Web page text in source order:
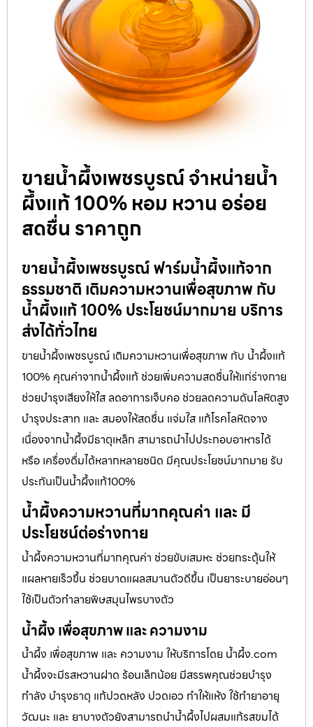
ขายน้ำผึ้งเพชรบูรณ์ จำหน่ายน้ำ
ผึ้งแท้ 100% หอม หวาน อร่อย
สดชื่น ราคาถูก
ขายน้ำผึ้งเพชรบูรณ์ ฟาร์มน้ำผึ้งแท้จาก
ธรรมชาติ เติมความหวานเพื่อสุขภาพ กับ
น้ำผึ้งแท้ 100% ประโยชน์มากมาย บริการ
ส่งได้ทั่วไทย
ขายน้ำผึ้งเพชรบูรณ์ เติมความหวานเพื่อสุขภาพ กับ น้ำผึ้งแท้
100% คุณค่าจากน้ำผึ้งแท้ ช่วยเพิ่มความสดชื่นให้แก่ร่างกาย
ช่วยบำรุงเสียงให้ใส ลดอาการเจ็บคอ ช่วยลดความดันโลหิตสูง
บำรุงประสาท และ สมองให้สดชื่น แจ่มใส แก้โรคโลหิตจาง
เนื่องจากน้ำผึ้งมีธาตุเหล็ก สามารถนำไปประกอบอาหารได้
หรือ เครื่องดื่มได้หลากหลายชนิด มีคุณประโยชน์มากมาย รับ
ประกันเป็นน้ำผึ้งแท้100%
น้ำผึ้งความหวานที่มากคุณค่า และ มี
ประโยชน์ต่อร่างกาย
น้ำผึ้งความหวานที่มากคุณค่า ช่วยขับเสมหะ ช่วยกระตุ้นให้
แผลหายเร็วขึ้น ช่วยบาดแผลสมานตัวดีขึ้น เป็นยาระบายอ่อนๆ
ใช้เป็นตัวทำลายพิษสมุนไพรบางตัว
น้ำผึ้ง เพื่อสุขภาพ และ ความงาม
น้ำผึ้ง เพื่อสุขภาพ และ ความงาม ให้บริการโดย น้ำผึ้ง.com
น้ำผึ้งจะมีรสหวานฝาด ร้อนเล็กน้อย มีสรรพคุณช่วยบำรุง
กำลัง บำรุงธาตุ แก้ปวดหลัง ปวดเอว ทำให้แห้ง ใช้ทำยาอายุ
วัฒนะ และ ยาบางตัวยังสามารถนำน้ำผึ้งไปผสมแก้รสขมได้